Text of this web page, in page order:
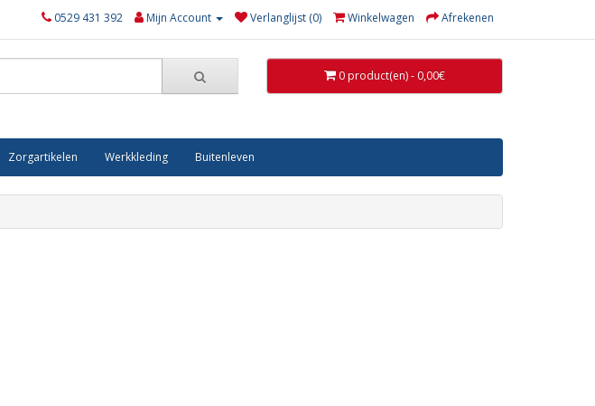
0529 431 392 Mijn Account Verlanglijst (0) Winkelwagen Afrekenen
0 product(en) - 0,00€
Zorgartikelen Werkkleding Buitenleven